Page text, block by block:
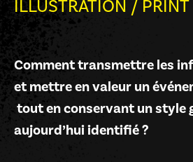
ILLUSTRATION / PRINT
Comment transmettre les
et mettre en valeur un
tout en conservant un style
aujourd’hui identifié ?